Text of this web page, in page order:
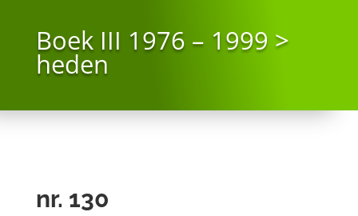
Boek III 1976 – 1999 >
heden
nr. 130